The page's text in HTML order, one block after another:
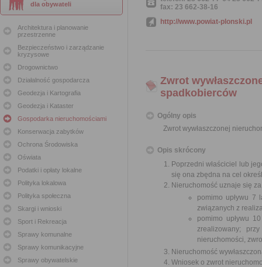
dla obywateli
Architektura i planowanie
przestrzenne
Bezpieczeństwo i zarządzanie
kryzysowe
Drogownictwo
Działalność gospodarcza
Geodezja i Kartografia
Geodezja i Kataster
Gospodarka nieruchomościami
Konserwacja zabytków
Ochrona Środowiska
Oświata
Podatki i opłaty lokalne
Polityka lokalowa
Polityka społeczna
Skargi i wnioski
Sport i Rekreacja
Sprawy komunalne
Sprawy komunikacyjne
Sprawy obywatelskie
fax: 23 662-38-16
http://www.powiat-plonski.pl
Zwrot
spadkobierców
Ogólny opis
Zwrot wywłaszczonej
Opis skrócony
Poprzedni właściciel lub
się ona zbędna na cel
Nieruchomość uznaje się
pomimo upływu 7
związanych z
pomimo upływu
zrealizowany;
nieruchomości,
Nieruchomość
Wniosek o zwrot